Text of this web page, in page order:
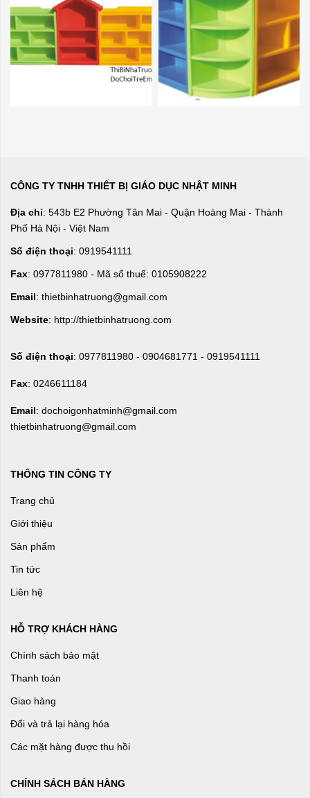
CÔNG TY TNHH THIẾT BỊ GIÁO DỤC NHẬT MINH
Địa chỉ: 543b E2 Phường Tân Mai - Quận Hoàng Mai - Thành
Phố Hà Nội - Việt Nam
Số điện thoại: 0919541111
Fax: 0977811980 - Mã số thuế: 0105908222
Email: thietbinhatruong@gmail.com
Website: http://thietbinhatruong.com
Số điện thoại: 0977811980 - 0904681771 - 0919541111
Fax: 0246611184
Email: dochoigonhatminh@gmail.com
thietbinhatruong@gmail.com
THÔNG TIN CÔNG TY
Trang chủ
Giới thiệu
Sản phẩm
Tin tức
Liên hệ
HỖ TRỢ KHÁCH HÀNG
Chính sách bảo mật
Thanh toán
Giao hàng
Đổi và trả lại hàng hóa
Các mặt hàng được thu hồi
CHÍNH SÁCH BÁN HÀNG